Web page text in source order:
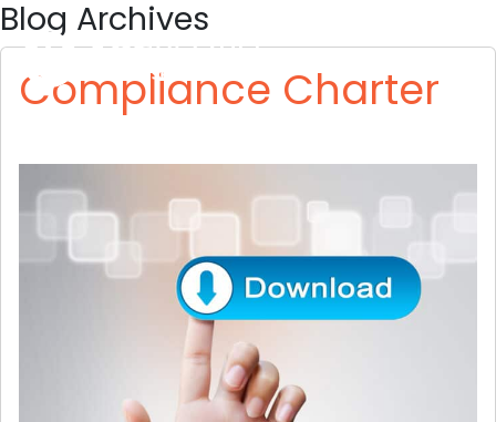
Skip to main content
Blog Archives
Compliance Charter